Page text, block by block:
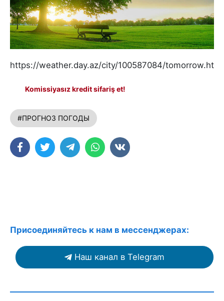
https://weather.day.az/city/100587084/tomorrow.html
Komissiyasız kredit sifariş et!
#ПРОГНОЗ ПОГОДЫ
Присоединяйтесь к нам в мессенджерах:
Наш канал в Telegram